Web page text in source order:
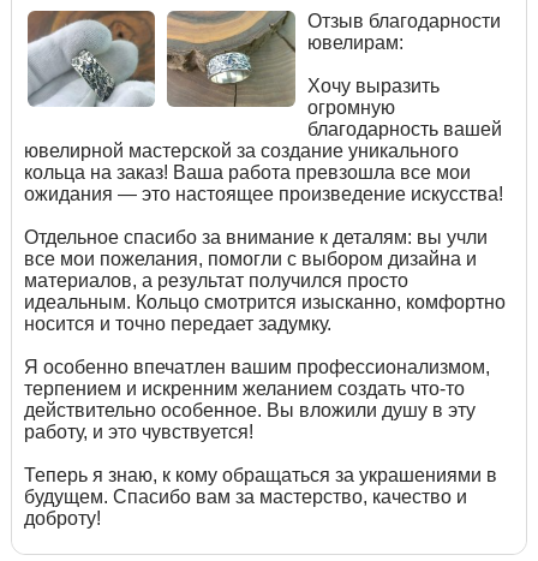
Отзыв благодарности
ювелирам:
Хочу выразить
огромную
благодарность вашей
ювелирной мастерской за создание уникального
кольца на заказ! Ваша работа превзошла все мои
ожидания — это настоящее произведение искусства!
Отдельное спасибо за внимание к деталям: вы учли
все мои пожелания, помогли с выбором дизайна и
материалов, а результат получился просто
идеальным. Кольцо смотрится изысканно, комфортно
носится и точно передает задумку.
Я особенно впечатлен вашим профессионализмом,
терпением и искренним желанием создать что-то
действительно особенное. Вы вложили душу в эту
работу, и это чувствуется!
Теперь я знаю, к кому обращаться за украшениями в
будущем. Спасибо вам за мастерство, качество и
доброту!